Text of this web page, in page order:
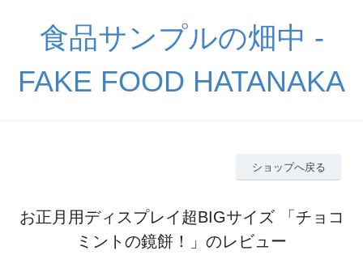
食品サンプルの畑中 -
FAKE FOOD HATANAKA
ショップへ戻る
お正月用ディスプレイ超BIGサイズ 「チョコ
ミントの鏡餅！」のレビュー